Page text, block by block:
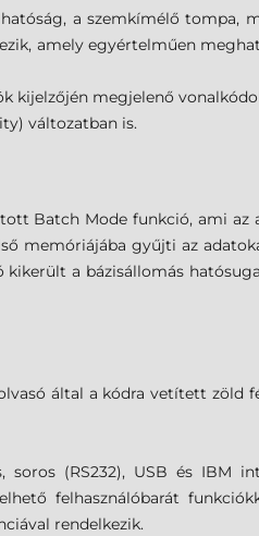
a szemkímélő tompa,
amely egyértelműen
kijelzőjén megjelenő
változatban is.
Batch Mode funkció, ami
memóriájába gyűjti az
a bázisállomás
által a kódra vetített zöld
soros (RS232), USB és IBM
felhasználóbarát
rendelkezik.